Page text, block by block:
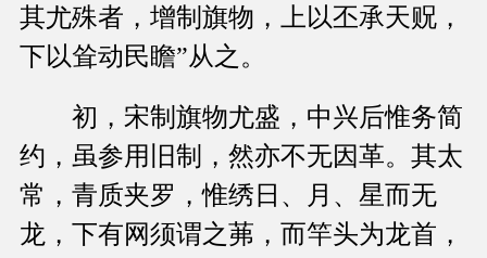
其尤殊者，增制旗物，上以丕承天贶，
下以耸动民瞻”从之。
初，宋制旗物尤盛，中兴后惟务简
约，虽参用旧制，然亦不无因革。其太
常，青质夹罗，惟绣日、月、星而无
龙，下有网须谓之茀，而竿头为龙首，